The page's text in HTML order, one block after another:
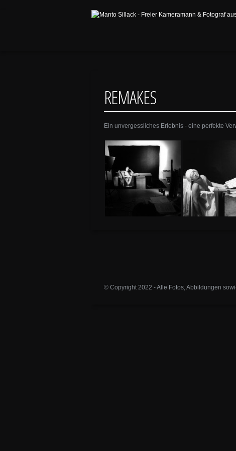
REMAKES
Ein unvergessliches Erlebnis - eine perfekte
© Copyright 2022 - Alle Fotos, Abbildungen